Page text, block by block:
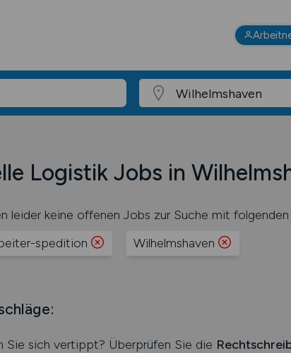
Logistik Jobs in
leider keine offenen Jobs zur Suche mit
spedition
Wilhelmshaven
Sie sich vertippt? Überprüfen Sie die